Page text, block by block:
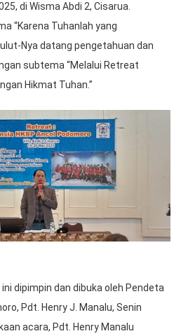
di Wisma Abdi 2, Cisarua.
“Karena Tuhanlah yang
Nya datang pengetahuan dan
subtema “Melalui Retreat
Hikmat Tuhan.”
dipimpin dan dibuka oleh Pendeta
Pdt. Henry J. Manalu, Senin
acara, Pdt. Henry Manalu